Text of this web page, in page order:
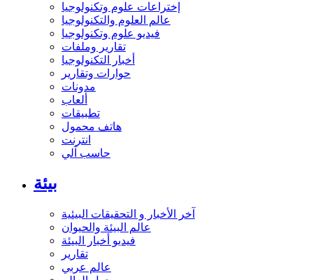
إختراعات علوم وتكنولوجيا
عالم العلوم والتكنولوجيا
فيديو علوم وتكنولوجيا
تقارير وملفات
أخبار التكنولوجيا
حوارات وتقارير
مدونات
ألعاب
تطبيقات
هاتف محمول
انترنت
حاسب آلي
بيئة
آخر الأخبار و التحقيقات البيئية
عالم البيئة والحيوان
فيديو أخبار البيئة
تقارير
عالم عربي